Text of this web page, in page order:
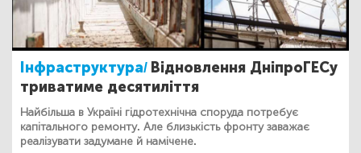
Інфраструктура/ Відновлення ДніпроГЕСу
триватиме десятиліття
Найбільша в Україні гідротехнічна споруда потребує
капітального ремонту. Але близькість фронту заважає
реалізувати задумане й намічене.